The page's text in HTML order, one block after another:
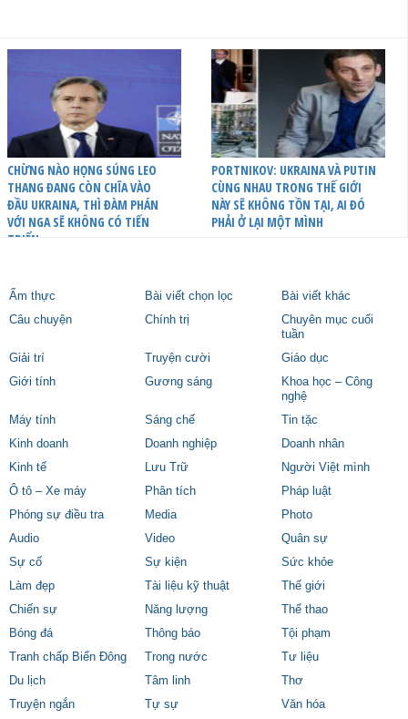
CHỪNG NÀO HỌNG SÚNG LEO
THANG ĐANG CÒN CHĨA VÀO
ĐẦU UKRAINA, THÌ ĐÀM PHÁN
VỚI NGA SẼ KHÔNG CÓ TIẾN
TRIỂN
PORTNIKOV: UKRAINA VÀ PUTIN
CÙNG NHAU TRONG THẾ GIỚI
NÀY SẼ KHÔNG TỒN TẠI, AI ĐÓ
PHẢI Ở LẠI MỘT MÌNH
Ẩm thực Bài viết chọn lọc
Bài viết khác
Câu chuyện
Chính trị
Chuyên mục cuối
tuần
Giải trí
Truyện cười
Giáo dục
Giới tính
Gương sáng
Khoa học – Công
nghệ
Máy tính
Sáng chế
Tin tặc
Kinh doanh
Doanh nghiệp
Doanh nhân
Kinh tế
Lưu Trữ
Người Việt mình
Ô tô – Xe máy
Phân tích
Pháp luật
Phóng sự điều tra
Media
Photo
Audio
Video
Quân sự
Sự cố
Sự kiện
Sức khỏe
Làm đẹp
Tài liệu kỹ thuật
Thế giới
Chiến sự
Năng lượng
Thể thao
Bóng đá
Thông báo
Tội phạm
Tranh chấp Biển Đông
Trong nước
Tư liệu
Du lịch
Tâm linh
Thơ
Truyện ngắn
Tự sự Văn hóa